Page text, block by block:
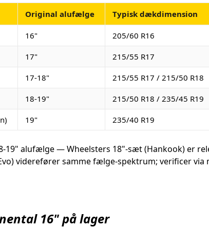
Original alufælge Typisk dækdimension
16" 205/60 R16
17" 215/55 R17
17-18" 215/55 R17 / 215/50 R18
18-19" 215/50 R18 / 235/45 R19
19" 235/40 R19
19" alufælge — Wheelsters 18"-sæt (Hankook) er
viderefører samme fælge-spektrum; verificer
16" på lager